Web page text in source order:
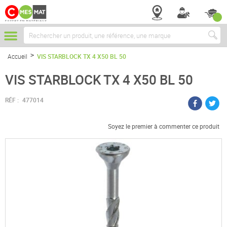
Chercher
Accueil VIS STARBLOCK TX 4 X50 BL 50
VIS STARBLOCK TX 4 X50 BL 50
RÉF : 477014
Soyez le premier à commenter ce produit
Passer